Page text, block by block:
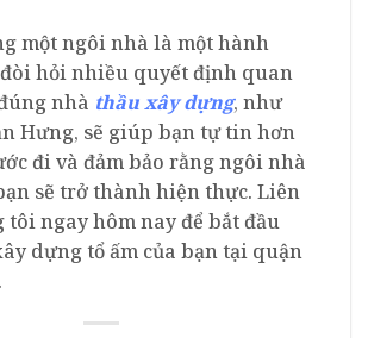
một ngôi nhà là một hành
hỏi nhiều quyết định quan
nhà thầu xây dựng, như
Hưng, sẽ giúp bạn tự tin hơn
đi và đảm bảo rằng ngôi nhà
sẽ trở thành hiện thực. Liên
tôi ngay hôm nay để bắt đầu
dựng tổ ấm của bạn tại quận
.